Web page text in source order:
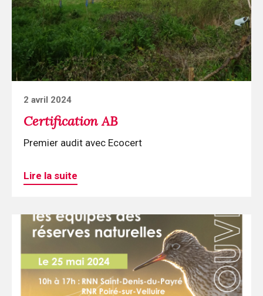
Posted
on
2 avril 2024
Certification AB
Premier audit avec Ecocert
Lire la suite
Continuer
lecture
Réservez